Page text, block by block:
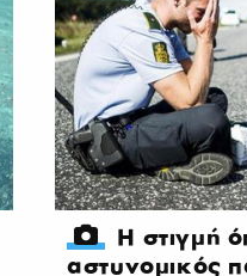
Η στιγμή
αστυνομικός